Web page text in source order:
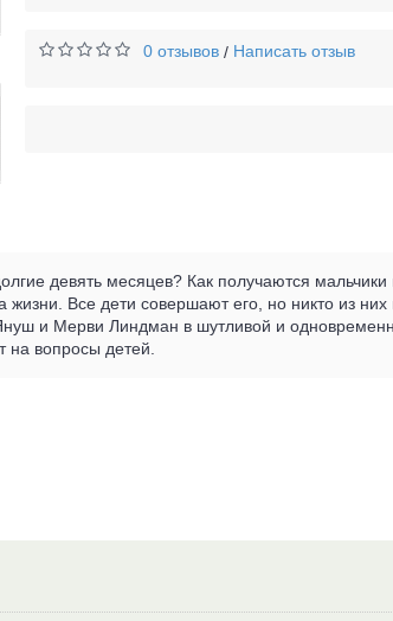
0 отзывов / Написать отзыв
девять месяцев? Как получаются мальчики
жизни. Все дети совершают его, но никто из
Януш и Мерви Линдман в шутливой и
на вопросы детей.